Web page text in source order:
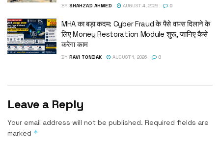
BY SHAHZAD AHMED AUGUST 4, 2026 0
MHA का बड़ा कदम: Cyber Fraud के पैसे वापस दिलाने के
लिए Money Restoration Module शुरू, जानिए कैसे
करेगा काम
BY RAVI TONDAK AUGUST 1, 2026 0
Leave a Reply
Your email address will not be published. Required fields are
marked *